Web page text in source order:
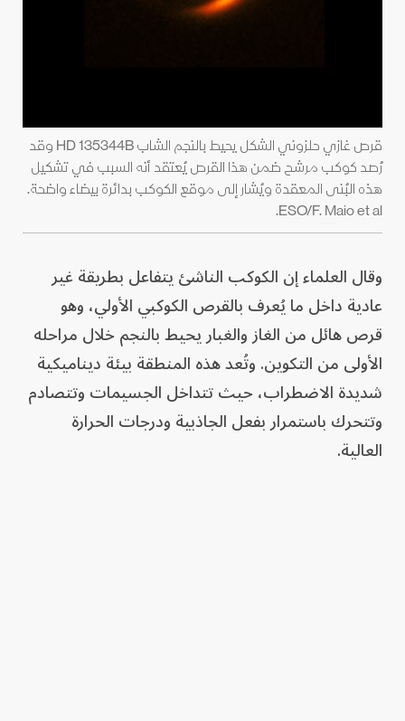
قرص غازي حلزوني الشكل يحيط بالنجم الشاب HD 135344B وقد
رُصد كوكب مرشح ضمن هذا القرص يُعتقد أنه السبب في تشكيل
هذه البُنى المعقدة ويُشار إلى موقع الكوكب بدائرة بيضاء واضحة.
ESO/F. Maio et al.
وقال العلماء إن الكوكب الناشئ يتفاعل بطريقة غير
عادية داخل ما يُعرف بالقرص الكوكبي الأولي، وهو
قرص هائل من الغاز والغبار يحيط بالنجم خلال مراحله
الأولى من التكوين. وتُعد هذه المنطقة بيئة ديناميكية
شديدة الاضطراب، حيث تتداخل الجسيمات وتتصادم
وتتحرك باستمرار بفعل الجاذبية ودرجات الحرارة
العالية.